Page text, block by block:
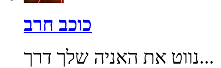
כוכב חרב
נווט את האניה שלך דרך...